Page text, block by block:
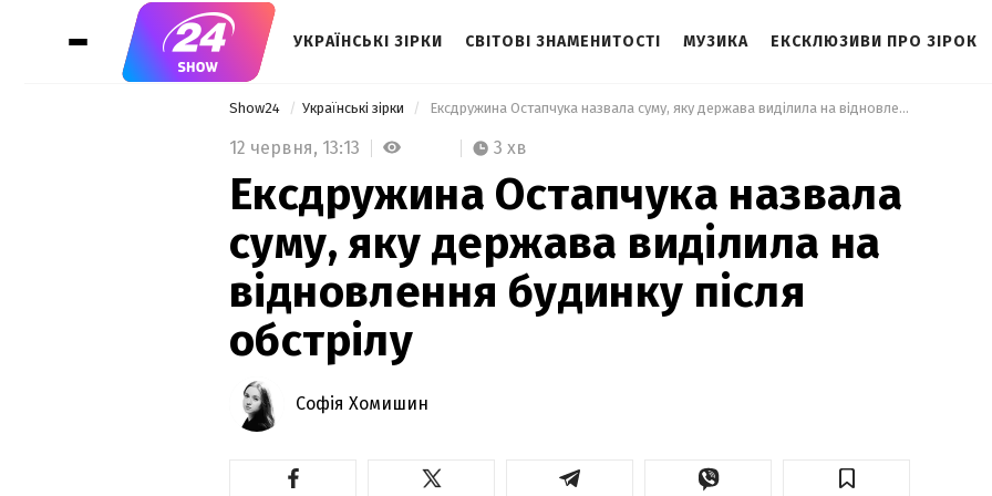
УКРАЇНСЬКІ ЗІРКИ СВІТОВІ ЗНАМЕНИТОСТІ МУЗИКА ЕКСКЛЮЗИВИ ПРО ЗІРОК
Show24 Українські зірки Ексдружина Остапчука назвала суму, яку держава виділила на відновлення будинку після обстрілу
12 червня, 13:13 3 хв
Ексдружина Остапчука назвала
суму, яку держава виділила на
відновлення будинку після
обстрілу
Софія Хомишин